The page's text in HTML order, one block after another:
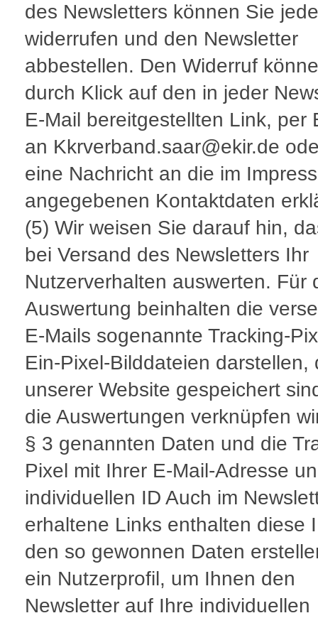
des Newsletters können Sie
widerrufen und den Newsletter
abbestellen. Den Widerruf
durch Klick auf den in jeder
E-Mail bereitgestellten Link, per
an Kkrverband.saar@ekir.de
eine Nachricht an die im
angegebenen Kontaktdaten
(5) Wir weisen Sie darauf hin,
bei Versand des Newsletters Ihr
Nutzerverhalten auswerten. Für
Auswertung beinhalten die
E-Mails sogenannte Tracking-
Ein-Pixel-Bilddateien darstellen,
unserer Website gespeichert
die Auswertungen verknüpfen
§ 3 genannten Daten und die
Pixel mit Ihrer E-Mail-Adresse
individuellen ID Auch im
erhaltene Links enthalten diese
den so gewonnen Daten
ein Nutzerprofil, um Ihnen den
Newsletter auf Ihre individuellen